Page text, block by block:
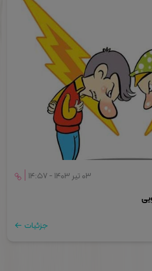
۰۳ تیر ۱۴۰۳ - ۱۴:۵۷
جزئیات